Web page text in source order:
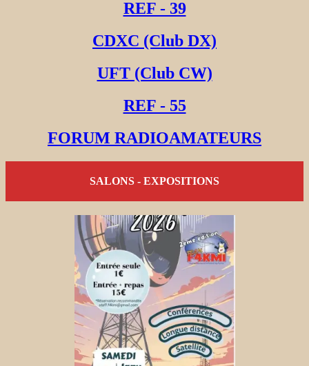
REF - 39
CDXC (Club DX)
UFT (Club CW)
REF - 55
FORUM RADIOAMATEURS
SALONS - EXPOSITIONS